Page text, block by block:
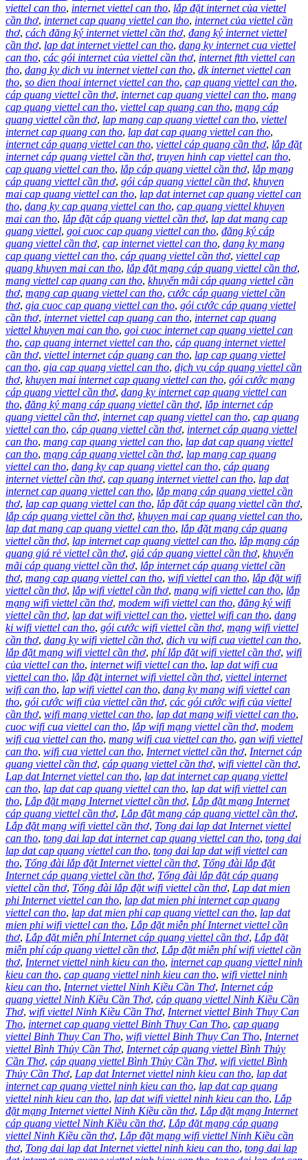
viettel can tho, internet viettel can tho, lắp đặt internet của viettel
cần thơ, internet cap quang viettel can tho, internet của viettel cần
thơ, cách đăng ký internet viettel cần thơ, đang ký internet viettel
cần thơ, lap dat internet viettel can tho, dang ky internet cua viettel
can tho, các gói internet của viettel cần thơ, internet ftth viettel can
tho, dang ky dich vu internet viettel can tho, dk internet viettel can
tho, so dien thoai internet viettel can tho, cap quang viettel can tho,
cáp quang viettel cần thơ, internet cap quang viettel can tho, mang
cap quang viettel can tho, viettel cap quang can tho, mạng cáp
quang viettel cần thơ, lap mang cap quang viettel can tho, viettel
internet cap quang can tho, lap dat cap quang viettel can tho,
internet cáp quang viettel can tho, viettel cáp quang cần thơ, lắp đặt
internet cáp quang viettel cần thơ, truyen hinh cap viettel can tho,
cap quang viettel can tho, lắp cáp quang viettel cần thơ, lắp mạng
cáp quang viettel cần thơ, gói cáp quang viettel cần thơ, khuyen
mai cap quang viettel can tho, lap dat internet cap quang viettel can
tho, dang ky cap quang viettel can tho, cap quang viettel khuyen
mai can tho, lắp đặt cáp quang viettel cần thơ, lap dat mang cap
quang viettel, goi cuoc cap quang viettel can tho, đăng ký cáp
quang viettel cần thơ, cap internet viettel can tho, dang ky mang
cap quang viettel can tho, cáp quang viettel cần thơ, viettel cap
quang khuyen mai can tho, lắp đặt mạng cáp quang viettel cần thơ,
mang viettel cap quang can tho, khuyến mãi cáp quang viettel cần
thơ, mạng cap quang viettel can tho, cước cáp quang viettel cần
thơ, gia cuoc cap quang viettel can tho, gói cước cáp quang viettel
cần thơ, internet viettel cap quang can tho, internet cap quang
viettel khuyen mai can tho, goi cuoc internet cap quang viettel can
tho, cap quang internet viettel can tho, cáp quang internet viettel
cần thơ, viettel internet cáp quang can tho, lap cap quang viettel
can tho, gia cap quang viettel can tho, dịch vụ cáp quang viettel cần
thơ, khuyen mai internet cap quang viettel can tho, gói cước mạng
cáp quang viettel cần thơ, dang ky internet cap quang viettel can
tho, đăng ký mạng cáp quang viettel cần thơ, lắp internet cáp
quang viettel cần thơ, internet cap quang viettel can tho, cap quang
viettel can tho, cáp quang viettel cần thơ, internet cáp quang viettel
can tho, mang cap quang viettel can tho, lap dat cap quang viettel
can tho, mạng cáp quang viettel cần thơ, lap mang cap quang
viettel can tho, dang ky cap quang viettel can tho, cáp quang
internet viettel cần thơ, cap quang internet viettel can tho, lap dat
internet cap quang viettel can tho, lắp mạng cáp quang viettel cần
thơ, lap cap quang viettel can tho, lắp đặt cáp quang viettel cần thơ,
lắp cáp quang viettel cần thơ, khuyen mai cap quang viettel can tho,
lap dat mang cap quang viettel can tho, lắp đặt mạng cáp quang
viettel cần thơ, lap internet cap quang viettel can tho, lắp mạng cáp
quang giá rẻ viettel cần thơ, giá cáp quang viettel cần thơ, khuyến
mãi cáp quang viettel cần thơ, lắp internet cáp quang viettel cần
thơ, mang cap quang viettel can tho, wifi viettel can tho, lắp đặt wifi
viettel cần thơ, lắp wifi viettel cần thơ, mang wifi viettel can tho, lắp
mạng wifi viettel cần thơ, modem wifi viettel can tho, đăng ký wifi
viettel cần thơ, lap dat wifi viettel can tho, viettel wifi can tho, dang
ki wifi viettel can tho, gói cước wifi viettel cần thơ, mạng wifi viettel
cần thơ, dang ky wifi viettel cần thơ, dich vu wifi cua viettel can tho,
lắp đặt mạng wifi viettel cần thơ, phí lắp đặt wifi viettel cần thơ, wifi
của viettel can tho, internet wifi viettel can tho, lap dat wifi cua
viettel can tho, lắp đặt internet wifi viettel cần thơ, viettel internet
wifi can tho, lap wifi viettel can tho, dang ky mang wifi viettel can
tho, gói cước wifi của viettel cần thơ, các gói cước wifi của viettel
cần thơ, wifi mang viettel can tho, lap dat mang wifi viettel can tho,
cuoc wifi cua viettel can tho, lắp wifi mạng viettel cần thơ, modem
wifi cua viettel can tho, mang wifi cua viettel can tho, gan wifi viettel
can tho, wifi cua viettel can tho, Internet viettel cần thơ, Internet cáp
quang viettel cần thơ, cáp quang viettel cần thơ, wifi viettel cần thơ,
Lap dat Internet viettel can tho, lap dat internet cap quang viettel
can tho, lap dat cap quang viettel can tho, lap dat wifi viettel can
tho, Lắp đặt mạng Internet viettel cần thơ, Lắp đặt mạng Internet
cáp quang viettel cần thơ, Lắp đặt mạng cáp quang viettel cần thơ,
Lắp đặt mạng wifi viettel cần thơ, Tong dai lap dat Internet viettel
can tho, tong dai lap dat internet cap quang viettel can tho, tong dai
lap dat cap quang viettel can tho, tong dai lap dat wifi viettel can
tho, Tổng đài lắp đặt Internet viettel cần thơ, Tổng đài lắp đặt
Internet cáp quang viettel cần thơ, Tổng đài lắp đặt cáp quang
viettel cần thơ, Tổng đài lắp đặt wifi viettel cần thơ, Lap dat mien
phi Internet viettel can tho, lap dat mien phi internet cap quang
viettel can tho, lap dat mien phi cap quang viettel can tho, lap dat
mien phi wifi viettel can tho, Lắp đặt miễn phí Internet viettel cần
thơ, Lắp đặt miễn phí Internet cáp quang viettel cần thơ, Lắp đặt
miễn phí cáp quang viettel cần thơ, Lắp đặt miễn phí wifi viettel cần
thơ, Internet viettel ninh kieu can tho, internet cap quang viettel ninh
kieu can tho, cap quang viettel ninh kieu can tho, wifi viettel ninh
kieu can tho, Internet viettel Ninh Kiều Cần Thơ, Internet cáp
quang viettel Ninh Kiều Cần Thơ, cáp quang viettel Ninh Kiều Cần
Thơ, wifi viettel Ninh Kiều Cần Thơ, Internet viettel Binh Thuy Can
Tho, internet cap quang viettel Binh Thuy Can Tho, cap quang
viettel Binh Thuy Can Tho, wifi viettel Binh Thuy Can Tho, Internet
viettel Bình Thủy Cần Thơ, Internet cáp quang viettel Bình Thủy
Cần Thơ, cáp quang viettel Bình Thủy Cần Thơ, wifi viettel Bình
Thủy Cần Thơ, Lap dat Internet viettel ninh kieu can tho, lap dat
internet cap quang viettel ninh kieu can tho, lap dat cap quang
viettel ninh kieu can tho, lap dat wifi viettel ninh kieu can tho, Lắp
đặt mạng Internet viettel Ninh Kiều cần thơ, Lắp đặt mạng Internet
cáp quang viettel Ninh Kiều cần thơ, Lắp đặt mạng cáp quang
viettel Ninh Kiều cần thơ, Lắp đặt mạng wifi viettel Ninh Kiều cần
thơ, Tong dai lap dat Internet viettel ninh kieu can tho, tong dai lap